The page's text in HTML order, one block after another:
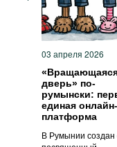
03 апреля 2026
дверь» по-
румынски:
единая онлайн-
платформа
В Румынии создан